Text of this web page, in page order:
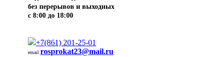
без перерывов и выходных
с 8:00 до 18:00
+7(861) 201-25-01
email:rosprokat23@mail.ru